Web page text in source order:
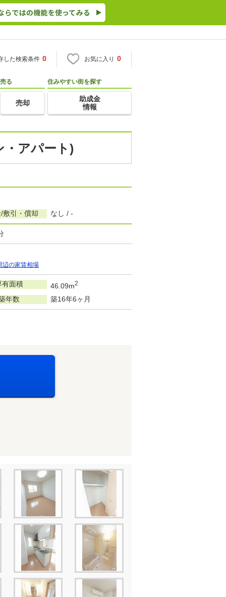
した検索条件 0 お気に入り 0
売る
売却
住みやすい街を探す
助成金
情報
アパート)
敷引・償却 なし / -
辺の家賃相場
有面積 46.09m2
年数 築16年6ヶ月